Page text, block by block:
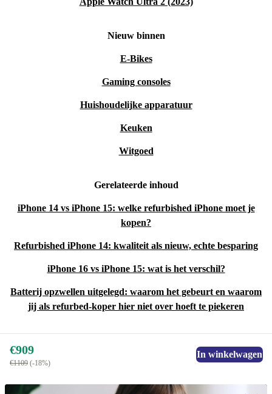
Nieuw binnen
E-Bikes
Gaming consoles
Huishoudelijke apparatuur
Keuken
Witgoed
Gerelateerde inhoud
iPhone 14 vs iPhone 15: welke refurbished iPhone moet je
kopen?
Refurbished iPhone 14: kwaliteit als nieuw, echte besparing
iPhone 16 vs iPhone 15: wat is het verschil?
Batterij opzwellen uitgelegd: waarom het gebeurt en waarom
jij als refurbed-koper hier niet over hoeft te piekeren
€909
€1109 (-18%)
In winkelwagen